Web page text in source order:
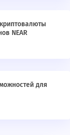
NEAR
для